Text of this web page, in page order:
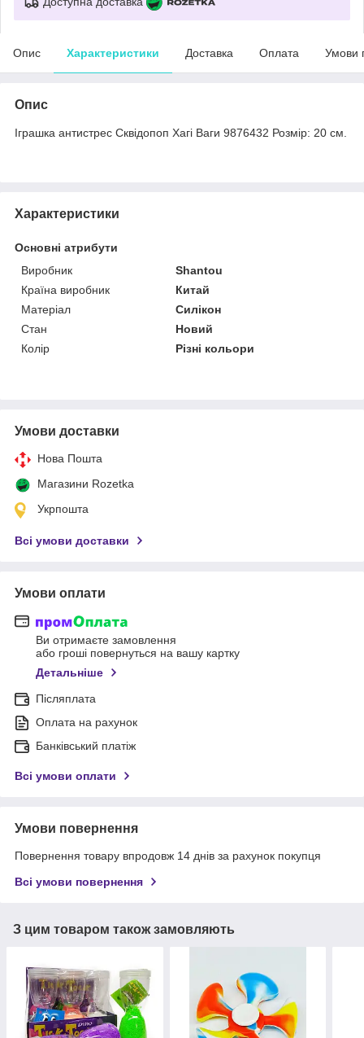
Опис Характеристики Доставка Оплата Умови
Опис
Іграшка антистрес Сквідопоп Хагі Ваги 9876432 Розмір: 20 см.
Характеристики
Основні атрибути
Виробник
Shantou
Країна виробник
Китай
Матеріал
Силікон
Стан
Новий
Колір
Різні кольори
Умови доставки
Нова Пошта
Магазини Rozetka
Укрпошта
Всі умови доставки
Умови оплати
Ви отримаєте замовлення
або гроші повернуться на вашу картку
Детальніше
Післяплата
Оплата на рахунок
Банківський платіж
Всі умови оплати
Умови повернення
Повернення товару впродовж 14 днів за рахунок покупця
Всі умови повернення
З цим товаром також замовляють